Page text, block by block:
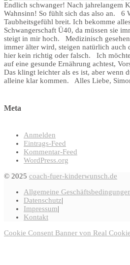
Endlich schwanger! Nach jahrelangem
Wahnsinn! So fühlt sich das also an. 6
Taubheitsgefühl breit. Ich bekomme
Schwangerschaft Ü40, da müssen sie
steigt in mir hoch. Medizinisch
immer älter wird, steigen natürlich
hier kein richtig oder falsch. Ich möchte
auf eine gesunde Ernährung achtest,
Das klingt leichter als es ist, aber
alleine klar kommen. Alles Liebe,
Meta
Anmelden
Eintrags-Feed
Kommentar-Feed
WordPress.org
© 2025 coach-fuer-kinderwunsch.de
Allgemeine
Datenschutz
Impressum
Kontakt
Cookie Consent Banner von Real